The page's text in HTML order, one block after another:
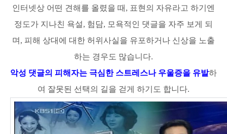
인터넷상 어떤 견해를 올렸을 때, 표현의 자유라고 하기엔
정도가 지나친 욕설, 험담, 모욕적인 댓글을 자주 보게 되
며, 피해 상대에 대한 허위사실을 유포하거나 신상을 노출
하는 경우도 많습니다.
악성 댓글의 피해자는 극심한 스트레스나우울증을 유발하
여 잘못된 선택의 길을 걷게 하기도 합니다.